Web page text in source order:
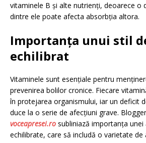
vitaminele B și alte nutrienți, deoarece o
dintre ele poate afecta absorbția altora.
Importanța unui stil
echilibrat
Vitaminele sunt esențiale pentru
prevenirea bolilor cronice. Fiecare
în protejarea organismului, iar un deficit
duce la o serie de afecțiuni grave.
voceapresei.ro subliniază importanța unei
echilibrate, care să includă o varietate